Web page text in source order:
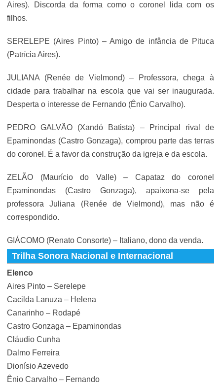
Aires). Discorda da forma como o coronel lida com os
filhos.
SERELEPE (Aires Pinto) – Amigo de infância de Pituca
(Patrícia Aires).
JULIANA (Renée de Vielmond) – Professora, chega à
cidade para trabalhar na escola que vai ser inaugurada.
Desperta o interesse de Fernando (Ênio Carvalho).
PEDRO GALVÃO (Xandó Batista) – Principal rival de
Epaminondas (Castro Gonzaga), comprou parte das terras
do coronel. É a favor da construção da igreja e da escola.
ZELÃO (Maurício do Valle) – Capataz do coronel
Epaminondas (Castro Gonzaga), apaixona-se pela
professora Juliana (Renée de Vielmond), mas não é
correspondido.
GIÁCOMO (Renato Consorte) – Italiano, dono da venda.
Trilha Sonora Nacional e Internacional
Elenco
Aires Pinto – Serelepe
Cacilda Lanuza – Helena
Canarinho – Rodapé
Castro Gonzaga – Epaminondas
Cláudio Cunha
Dalmo Ferreira
Dionísio Azevedo
Ênio Carvalho – Fernando